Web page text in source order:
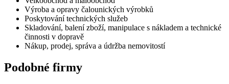
Výroba a opravy čalounických výrobků
Poskytování technických služeb
Skladování, balení zboží, manipulace s nákladem a technické
činnosti v dopravě
Nákup, prodej, správa a údržba nemovitostí
Podobné firmy